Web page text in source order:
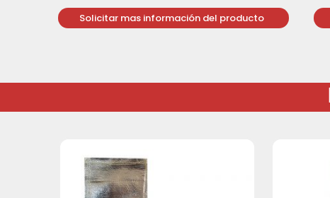
Solicitar mas información del producto